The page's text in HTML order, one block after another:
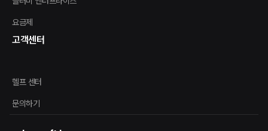
요금제
고객센터
헬프 센터
문의하기